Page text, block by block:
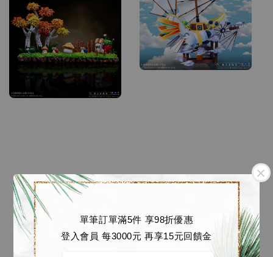
單筆訂單滿5件 享98折優惠
登入會員 每3000元 再享15元回饋金